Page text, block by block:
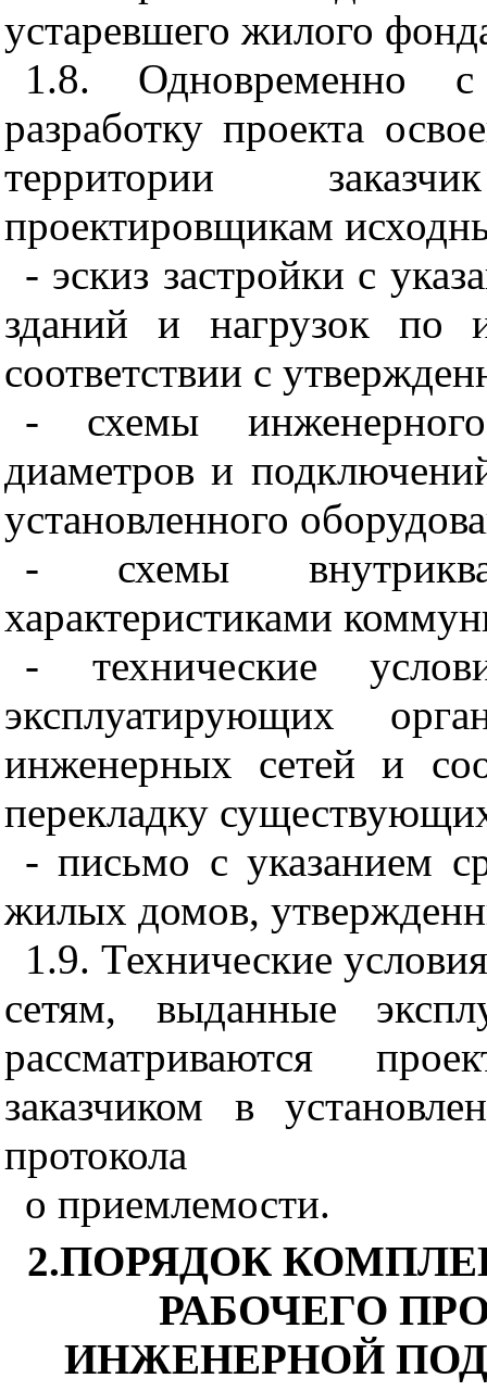
устаревшего жилого
1.8. Одновременно
разработку проекта
территории
проектировщикам
- эскиз застройки с
зданий и нагрузок по
соответствии с
- схемы
диаметров и
установленного
- схемы
характеристиками
- технические
эксплуатирующих
инженерных сетей и
перекладку
- письмо с указанием
жилых домов,
1.9. Технические
сетям, выданные
рассматриваются
заказчиком в
протокола
о приемлемости.
2.ПОРЯДОК
РАБОЧЕГО
ИНЖЕНЕРНОЙ